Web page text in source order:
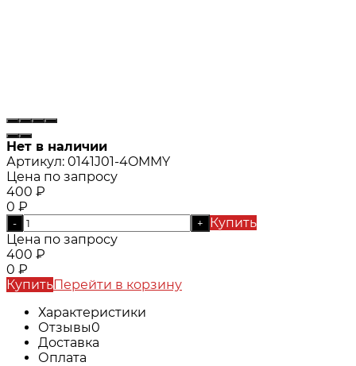
Нет в наличии
Артикул: 0141J01-4OMMY
Цена по запросу
400 ₽
0 ₽
- +
Купить
Цена по запросу
400 ₽
0 ₽
КупитьПерейти в корзину
Характеристики
Отзывы0
Доставка
Оплата